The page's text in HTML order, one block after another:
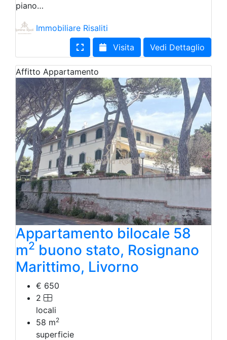
piano…
Immobiliare Risaliti
Visita
Vedi Dettaglio
Affitto Appartamento
Appartamento bilocale 58
m2 buono stato, Rosignano
Marittimo, Livorno
€ 650
2
locali
58 m2
superficie